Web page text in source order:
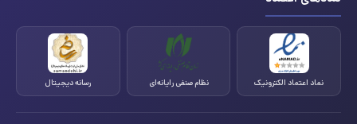
نماد اعتماد الکترونیک نظام صنفی رایانه‌ای رسانه دیجیتال